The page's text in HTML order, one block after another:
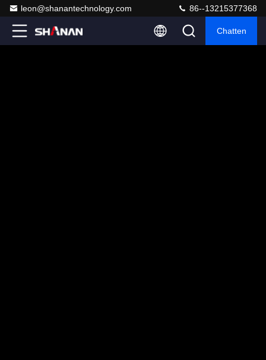
leon@shanantechnology.com 86--13215377368
Chatten